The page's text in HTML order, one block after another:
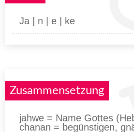
Ja | n | e | ke
Zusammensetzung
jahwe = Name Gottes
chanan = begünstigen,